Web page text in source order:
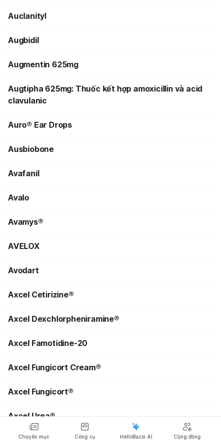
Auclanityl
Augbidil
Augmentin 625mg
Augtipha 625mg: Thuốc kết hợp amoxicillin và acid
clavulanic
Auro® Ear Drops
Ausbiobone
Avafanil
Avalo
Avamys®
AVELOX
Avodart
Axcel Cetirizine®
Axcel Dexchlorpheniramine®
Axcel Famotidine-20
Axcel Fungicort Cream®
Axcel Fungicort®
Axcel Urea®
Axit Alendronic
Chuyên mục Công cụ HelloBacsi AI Cộng đồng